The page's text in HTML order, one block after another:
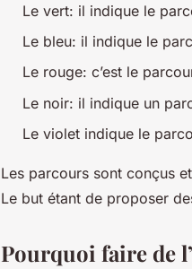
Le vert: il indique le
Le bleu: il indique le
Le rouge: c’est le
Le noir: il indique un
Le violet indique le
Les parcours sont conçus
Le but étant de proposer
Pourquoi faire de